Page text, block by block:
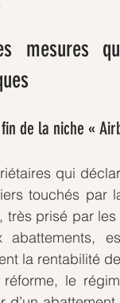
mesures
de la niche «
qui
touchés par
très prisé par
abattements,
la rentabilité
le